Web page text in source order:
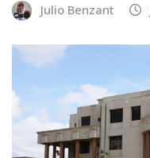
Julio Benzant